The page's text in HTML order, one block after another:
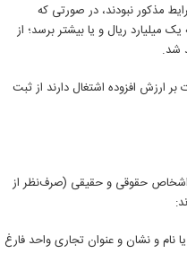
و حائز شرایط مذکور نبودند، در صورتی که
معاف و غیر معاف) آنها در سال ۱۳۹۰ یا سال‌های بعد به یک میلیارد ریال و یا بیشتر برسد؛ از
شد.
عرضه کالا و ارائه خدمات معاف موضوع ماده (۱۲) قانون مالیات بر ارزش افزوده اشتغال دارند از ثبت
مالیات بر ارزش افزوده که از اول فروردین ۱۳۹۴ آغاز شد نیز اشخاص حقوقی و حقیقی (صرف‌نظر از
نام و نشان و عنوان تجاری واحد فارغ